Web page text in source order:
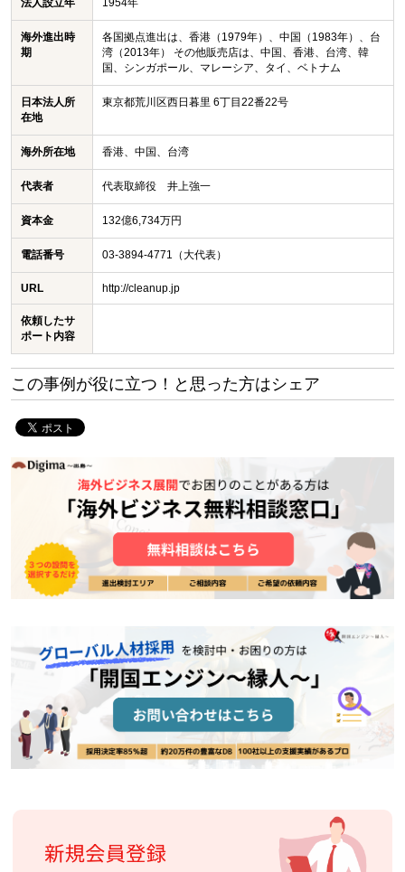
法人設立年 1954年
海外進出時
期
各国拠点進出は、香港（1979年）、中国（1983年）、台
湾（2013年） その他販売店は、中国、香港、台湾、韓
国、シンガポール、マレーシア、タイ、ベトナム
日本法人所
在地
東京都荒川区西日暮里 6丁目22番22号
海外所在地 香港、中国、台湾
代表者 代表取締役 井上強一
資本金 132億6,734万円
電話番号 03-3894-4771（大代表）
URL http://cleanup.jp
依頼したサ
ポート内容
この事例が役に立つ！と思った方はシェア